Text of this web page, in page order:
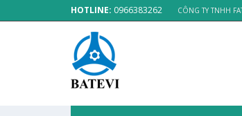
HOTLINE: 0966383262 CÔNG TY TNHH